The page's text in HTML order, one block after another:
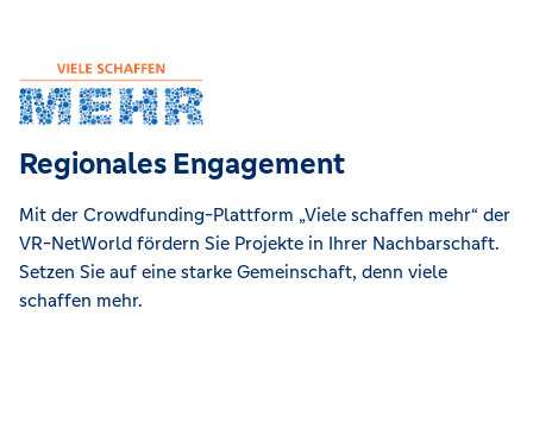
Regionales Engagement
Mit der Crowdfunding-Plattform „Viele schaffen mehr“ der
VR-NetWorld fördern Sie Projekte in Ihrer Nachbarschaft.
Setzen Sie auf eine starke Gemeinschaft, denn viele
schaffen mehr.